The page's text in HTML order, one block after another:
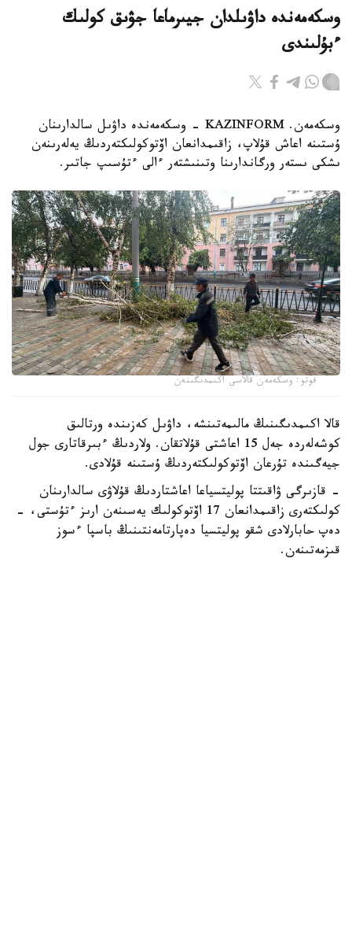
وسكەمەندە داۋىلدان جيىرماعا جۋىق كولىك
ءبۇلىندى
وسكەمەن. KAZINFORM - وسكەمەندە داۋىل سالدارىنان
ۇستىنە اعاش قۇلاپ، زاقىمدانعان اۆتوكولىكتەردىڭ يەلەرىنەن
ىشكى ىستەر ورگاندارىنا وتىنىشتەر ءالى ءتۇسىپ جاتىر.
فوتو: وسكەمەن قالاسى اكىمدىگىنەن
قالا اكىمدىگىنىڭ مالىمەتىنشە، داۋىل كەزىندە ورتالىق
كوشەلەردە جەل 15 اعاشتى قۇلاتقان. ولاردىڭ ءبىرقاتارى جول
جيەگىندە تۇرعان اۆتوكولىكتەردىڭ ۇستىنە قۇلادى.
- قازىرگى ۋاقىتتا پوليتسياعا اعاشتاردىڭ قۇلاۋى سالدارىنان
كولىكتەرى زاقىمدانعان 17 اۆتوكولىك يەسىنەن ارىز ءتۇستى، -
دەپ حابارلادى شقو پوليتسيا دەپارتامەنتىنىڭ باسپا ءسوز
قىزمەتىنەن.